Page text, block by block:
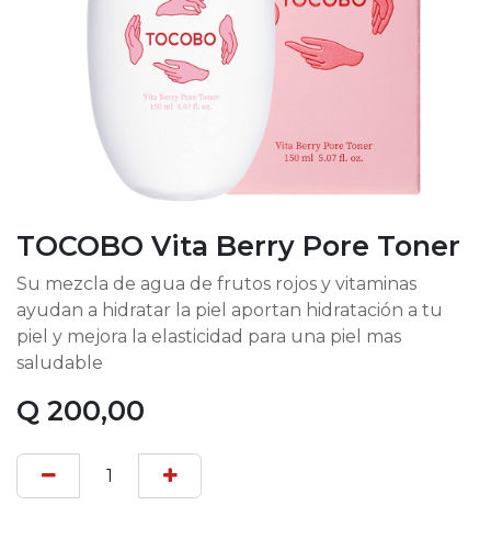
TOCOBO Vita Berry Pore Toner
Su mezcla de agua de frutos rojos y vitaminas
ayudan a hidratar la piel aportan hidratación a tu
piel y mejora la elasticidad para una piel mas
saludable
Q 200,00